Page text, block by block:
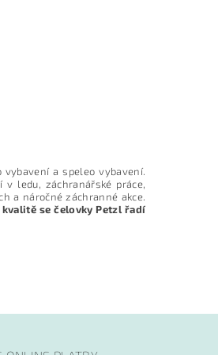
a speleo vybavení.
ledu, záchranářské práce,
a náročné záchranné akce.
se čelovky Petzl řadí